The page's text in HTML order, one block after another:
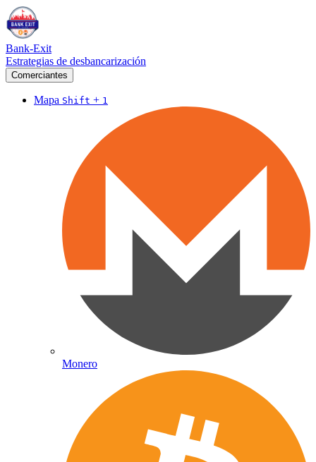
Bank-Exit
Estrategias de desbancarización
Comerciantes
Mapa Shift + 1
Monero